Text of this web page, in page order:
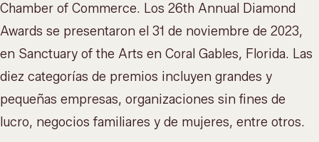
Chamber of Commerce. Los 26th Annual Diamond
Awards se presentaron el 31 de noviembre de 2023,
en Sanctuary of the Arts en Coral Gables, Florida. Las
diez categorías de premios incluyen grandes y
pequeñas empresas, organizaciones sin fines de
lucro, negocios familiares y de mujeres, entre otros.